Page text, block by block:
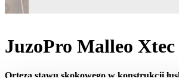
JuzoPro Malleo
Orteza stawu skokowego w konstrukcji